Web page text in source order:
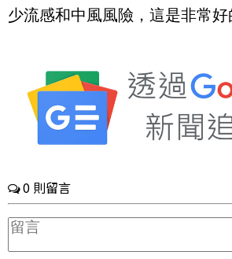
少流感和中風風險，這是非常好